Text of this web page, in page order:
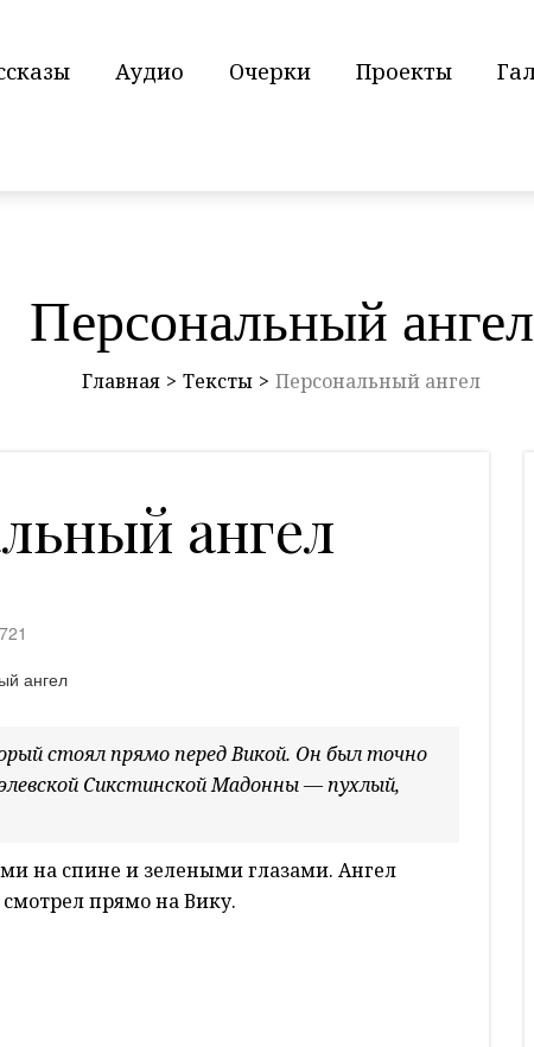
Аудио Очерки Проекты
Персональный ангел
Главная Тексты Персональный ангел
ангел
стоял прямо перед Викой. Он был точно
Сикстинской Мадонны — пухлый,
на спине и зелеными глазами. Ангел
прямо на Вику.